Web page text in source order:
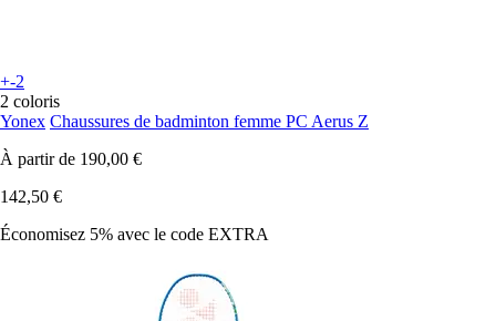
+-2
2 coloris
Yonex Chaussures de badminton femme PC Aerus Z
À partir de 190,00 €
142,50 €
Économisez 5% avec le code EXTRA